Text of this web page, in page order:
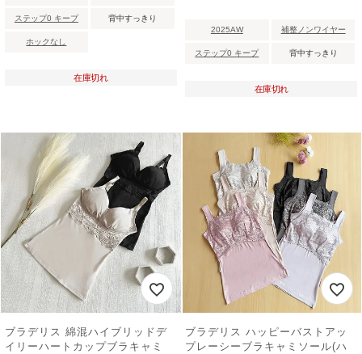
ステップ0 キープ 背中すっきり
ホックなし
在庫切れ
2025AW 補整ノンワイヤー
ステップ0 キープ 背中すっきり
在庫切れ
ブラデリス 綿混ハイブリッドデ
イリーハートカップブラキャミ
ブラデリス ハッピーバストアッ
プレーシーブラキャミソール(ハ